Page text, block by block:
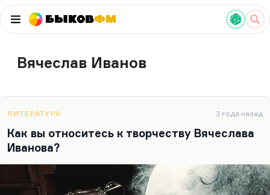
БыковФМ
Вячеслав Иванов
ЛИТЕРАТУРА 3 года назад
Как вы относитесь к творчеству Вячеслава
Иванова?